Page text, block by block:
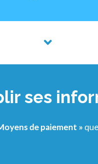
ses
de paiement »